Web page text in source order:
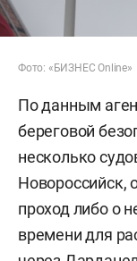
Фото: «БИЗНЕС Online»
По данным
береговой
несколько
Новороссийск,
проход либо о
времени для